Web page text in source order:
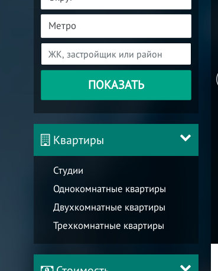
ПОКАЗАТЬ
Квартиры
Студии
Однокомнатные квартиры
Двухкомнатные квартиры
Трехкомнатные квартиры